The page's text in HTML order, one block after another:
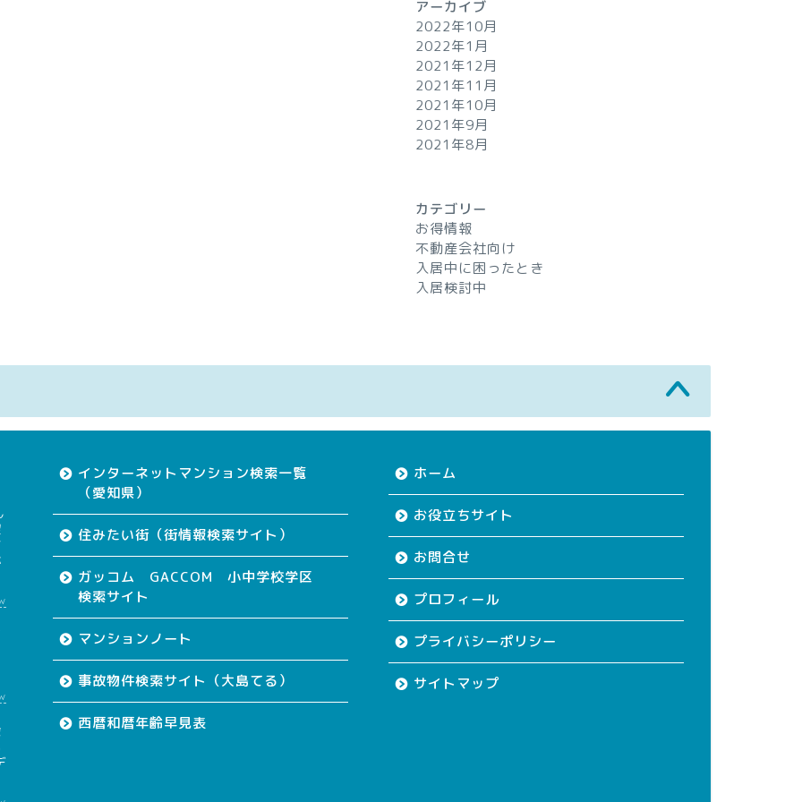
アーカイブ
2022年10月
2022年1月
2021年12月
2021年11月
2021年10月
2021年9月
2021年8月
カテゴリー
お得情報
不動産会社向け
入居中に困ったとき
入居検討中
インターネットマンション検索一覧
（愛知県）
住みたい街（街情報検索サイト）
ガッコム GACCOM 小中学校学区
検索サイト
マンションノート
事故物件検索サイト（大島てる）
西暦和暦年齢早見表
ホーム
お役立ちサイト
お問合せ
プロフィール
プライバシーポリシー
サイトマップ